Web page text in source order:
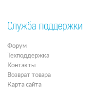
Служба поддержки
Форум
Техподдержка
Контакты
Возврат товара
Карта сайта